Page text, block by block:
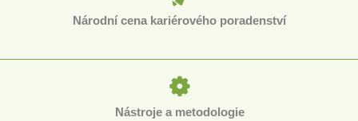
Národní cena kariérového poradenství
Nástroje a metodologie